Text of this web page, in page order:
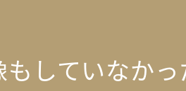
していなか